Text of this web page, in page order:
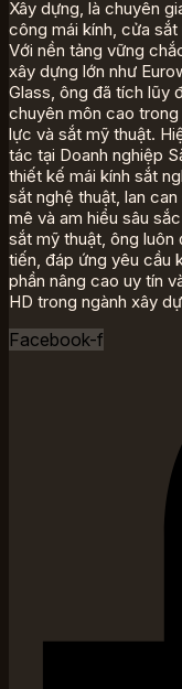
Xây dựng, là chuyên
công mái kính, cửa
Với nền tảng vững
xây dựng lớn như
Glass, ông đã tích lũy
chuyên môn cao
lực và sắt mỹ thuật.
tác tại Doanh nghiệp
thiết kế mái kính sắt
sắt nghệ thuật, lan
mê và am hiểu sâu
sắt mỹ thuật, ông luôn
tiến, đáp ứng yêu cầu
phần nâng cao uy tín
HD trong ngành xây
Facebook-f